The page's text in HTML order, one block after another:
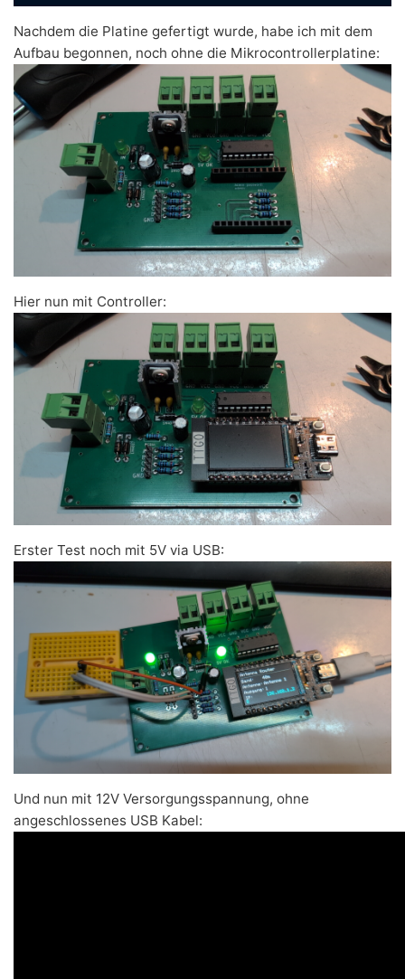
Nachdem die Platine gefertigt wurde, habe ich mit dem
Aufbau begonnen, noch ohne die Mikrocontrollerplatine:
Hier nun mit Controller:
Erster Test noch mit 5V via USB:
Und nun mit 12V Versorgungsspannung, ohne
angeschlossenes USB Kabel: